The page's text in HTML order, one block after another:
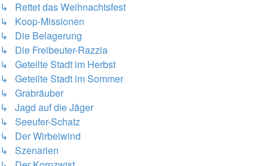
↳ Rettet das Weihnachtsfest
↳ Koop-Missionen
↳ Die Belagerung
↳ Die Freibeuter-Razzia
↳ Geteilte Stadt im Herbst
↳ Geteilte Stadt im Sommer
↳ Grabräuber
↳ Jagd auf die Jäger
↳ Seeufer-Schatz
↳ Der Wirbelwind
↳ Szenarien